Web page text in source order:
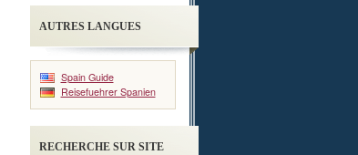
AUTRES LANGUES
Spain Guide
Reisefuehrer Spanien
RECHERCHE SUR SITE